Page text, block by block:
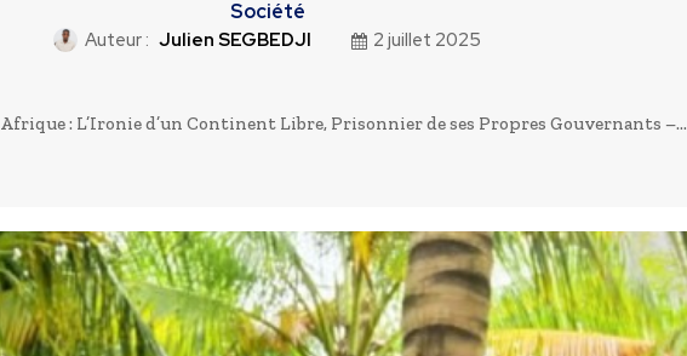
Société
Auteur : Julien SEGBEDJI 2 juillet 2025
Afrique : L’Ironie d’un Continent Libre, Prisonnier de ses Propres Gouvernants –...